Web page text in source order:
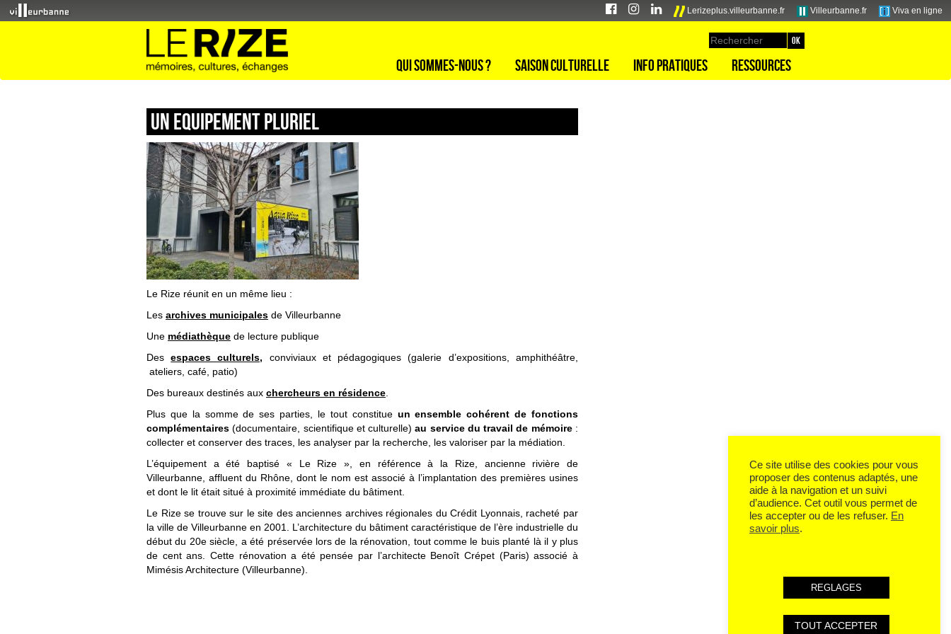
Lerizeplus.villeurbanne.fr Villeurbanne.fr Viva en ligne
Qui sommes-nous ? Saison culturelle Info pratiques Ressources
Un equipement pluriel
Le Rize réunit en un même lieu :
Les archives municipales de Villeurbanne
Une médiathèque de lecture publique
Desespaces culturels, conviviaux et pédagogiques (galerie d’expositions, amphithéâtre,
ateliers, café, patio)
Des bureaux destinés aux chercheurs en résidence
Plus que la somme de ses parties, le tout constitue un ensemble cohérent de fonctions
complémentaires (documentaire, scientifique et culturelle)au service du travail de mémoire:
collecter et conserver des traces, les analyser par la recherche, les valoriser par la médiation.
L’équipement a été baptisé « Le Rize », en référence à la Rize, ancienne rivière de
Villeurbanne, affluent du Rhône, dont le nom est associé à l’implantation des premières usines
et dont le lit était situé à proximité immédiate du bâtiment.
Le Rize se trouve sur le site des anciennes archives régionales du Crédit Lyonnais, racheté par
la ville de Villeurbanne en 2001. L’architecture du bâtiment caractéristique de l’ère industrielle du
début du 20e siècle, a été préservée lors de la rénovation, tout comme le buis planté là il y plus
de cent ans. Cette rénovation a été pensée par l’architecte Benoît Crépet (Paris) associé à
Mimésis Architecture (Villeurbanne).
Ce site utilise des cookies pour vous
proposer des contenus adaptés, une
aide à la navigation et un suivi
d’audience. Cet outil vous permet de
les accepter ou de les refuser. En
savoir plus.
REGLAGES
TOUT ACCEPTER